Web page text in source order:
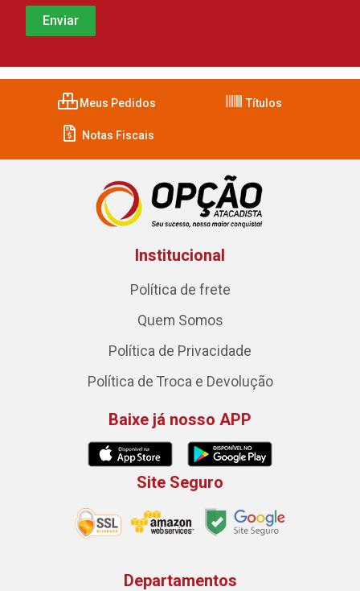
Meus Pedidos Títulos
Notas Fiscais
Institucional
Política de frete
Quem Somos
Política de Privacidade
Política de Troca e Devolução
Baixe já nosso APP
Site Seguro
Departamentos